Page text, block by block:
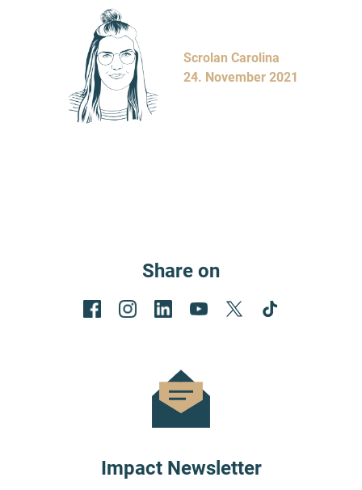
Scrolan Carolina
24. November 2021
Share on
Impact Newsletter